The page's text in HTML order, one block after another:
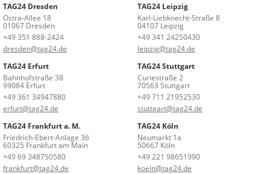
TAG24 Dresden
Ostra-Allee 18
01067 Dresden
+49 351 888-2424
dresden@tag24.de
TAG24 Leipzig
Karl-Liebknecht-Straße 8
04107 Leipzig
+49 341 24250430
leipzig@tag24.de
TAG24 Erfurt
Bahnhofstraße 38
99084 Erfurt
+49 361 34947880
erfurt@tag24.de
TAG24 Stuttgart
Curiestraße 2
70563 Stuttgart
+49 711 21952530
stuttgart@tag24.de
TAG24 Frankfurt a. M.
Friedrich-Ebert-Anlage 36
60325 Frankfurt am Main
+49 69 348750580
frankfurt@tag24.de
TAG24 Köln
Neumarkt 1a
50667 Köln
+49 221 98651990
koeln@tag24.de